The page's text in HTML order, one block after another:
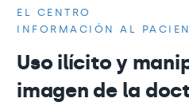
EL CENTRO
INFORMACIÓN AL
Uso ilícito y
imagen de la